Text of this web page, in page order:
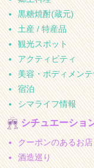
黒糖焼酎(蔵元)
土産 / 特産品
観光スポット
アクティビティ
美容・ボディメン
宿泊
シマライフ情報
シチュエーショ
クーポンのあるお店
酒造巡り